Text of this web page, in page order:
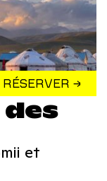
RÉSERVER →
des
et